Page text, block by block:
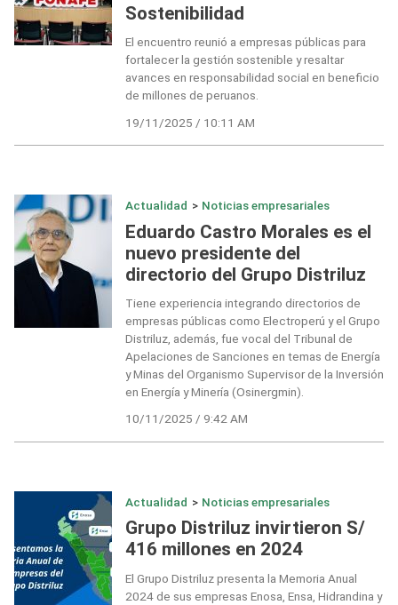
Sostenibilidad
El encuentro reunió a empresas públicas para
fortalecer la gestión sostenible y resaltar
avances en responsabilidad social en beneficio
de millones de peruanos.
19/11/2025 / 10:11 AM
Actualidad > Noticias empresariales
Eduardo Castro Morales es el
nuevo presidente del
directorio del Grupo Distriluz
Tiene experiencia integrando directorios de
empresas públicas como Electroperú y el Grupo
Distriluz, además, fue vocal del Tribunal de
Apelaciones de Sanciones en temas de Energía
y Minas del Organismo Supervisor de la Inversión
en Energía y Minería (Osinergmin).
10/11/2025 / 9:42 AM
Actualidad > Noticias empresariales
Grupo Distriluz invirtieron S/
416 millones en 2024
El Grupo Distriluz presenta la Memoria Anual
2024 de sus empresas Enosa, Ensa, Hidrandina y